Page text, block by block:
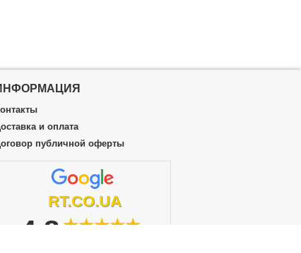
и оплата
публичной оферты
RT.CO.UA
4.8 ★★★★★